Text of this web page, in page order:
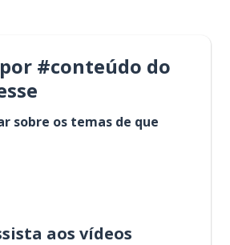
#conteúdo do
sobre os temas de que
aos vídeos